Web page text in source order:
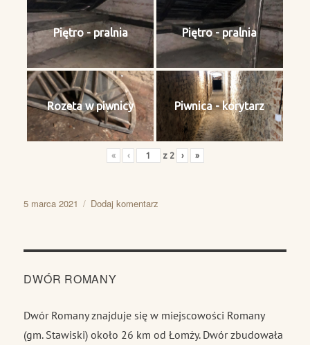
Piętro - pralnia Piętro - pralnia
Rozeta w piwnicy Piwnica - korytarz
« ‹ z 2 › »
Data
5 marca 2021 Dodaj komentarz
DWÓR ROMANY
Dwór Romany znajduje się w miejscowości Romany
(gm. Stawiski) około 26 km od Łomży. Dwór zbudowała